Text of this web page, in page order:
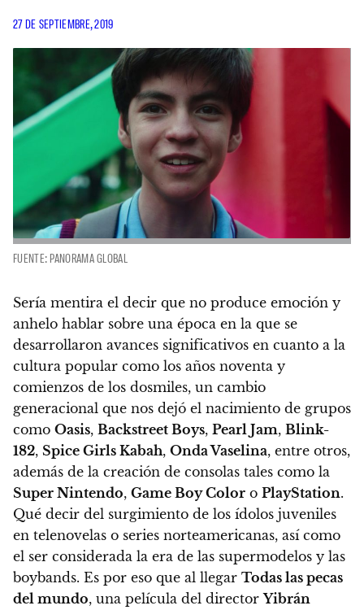
27 DE SEPTIEMBRE, 2019
FUENTE: PANORAMA GLOBAL
Sería mentira el decir que no produce emoción y
anhelo hablar sobre una época en la que se
desarrollaron avances significativos en cuanto a la
cultura popular como los años noventa y
comienzos de los dosmiles, un cambio
generacional que nos dejó el nacimiento de grupos
como Oasis, Backstreet Boys, Pearl Jam, Blink-
182, Spice Girls Kabah, Onda Vaselina, entre otros,
además de la creación de consolas tales como la
Super Nintendo, Game Boy Color o PlayStation.
Qué decir del surgimiento de los ídolos juveniles
en telenovelas o series norteamericanas, así como
el ser considerada la era de las supermodelos y las
boybands. Es por eso que al llegar Todas las pecas
del mundo, una película del directorYibrán